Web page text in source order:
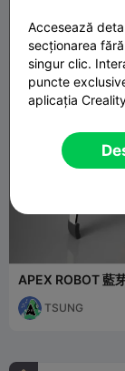
APEX ROBOT 藍
TSUNG
Accesează
secționarea
singur clic.
puncte
aplicația